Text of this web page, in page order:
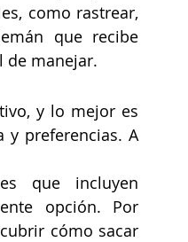
como rastrear,
que recibe
de manejar.
y lo mejor es
y preferencias. A
que incluyen
opción. Por
cómo sacar